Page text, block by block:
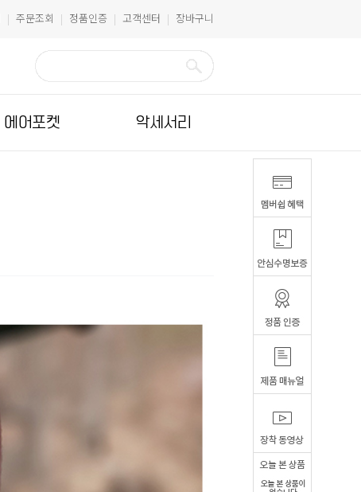
| 주문조회 | 정품인증 | 고객센터 | 장바구니
에어포켓 악세서리